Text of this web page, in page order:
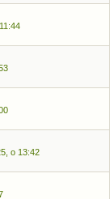
o 13:42